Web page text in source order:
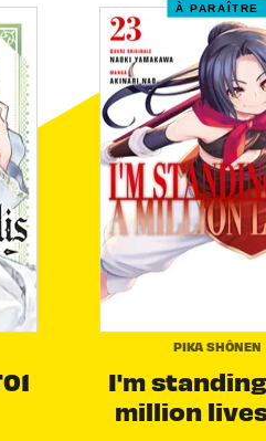
À PARAÎTRE
PIKA SHÔNEN
I'm
million